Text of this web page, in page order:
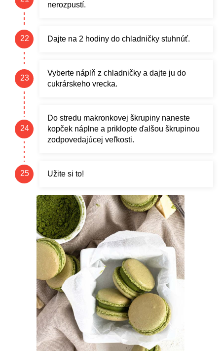
nerozpustí.
Dajte na 2 hodiny do chladničky stuhnúť.
Vyberte náplň z chladničky a dajte ju do
cukrárskeho vrecka.
Do stredu makronkovej škrupiny naneste
kopček náplne a priklopte ďalšou škrupinou
zodpovedajúcej veľkosti.
Užite si to!